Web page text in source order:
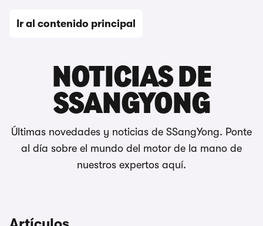
Ir al contenido principal
NOTICIAS DE
SSANGYONG
Últimas novedades y noticias de SSangYong. Ponte
al día sobre el mundo del motor de la mano de
nuestros expertos aquí.